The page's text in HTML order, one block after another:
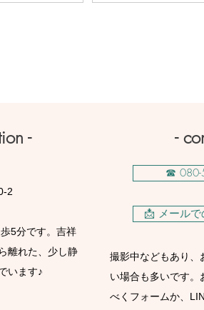
-
2
5分です。吉祥
離れた、少し静
います♪
-
☎ 080-
📩 メール
撮影中などもあり、
い場合も多いです。
べくフォームか、